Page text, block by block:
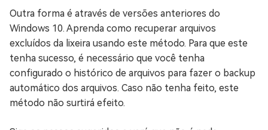
Outra forma é através de versões anteriores do
Windows 10. Aprenda como recuperar arquivos
excluídos da lixeira usando este método. Para que este
tenha sucesso, é necessário que você tenha
configurado o histórico de arquivos para fazer o backup
automático dos arquivos. Caso não tenha feito, este
método não surtirá efeito.